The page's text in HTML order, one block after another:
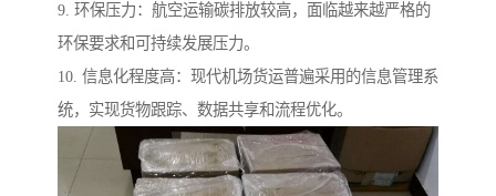
9. 环保压力：航空运输碳排放较高，面临越来越严格的
环保要求和可持续发展压力。
10. 信息化程度高：现代机场货运普遍采用的信息管理系
统，实现货物跟踪、数据共享和流程优化。